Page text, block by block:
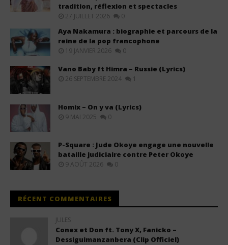
tradition, réflexion et spectacles
27 JUILLET 2026 0
Aya Nakamura : biographie et parcours de la
reine de la pop francophone
19 JANVIER 2026 0
Vano Baby ft Himra – Russie (Lyrics)
26 SEPTEMBRE 2024 1
Homix – On y va (Lyrics)
9 MAI 2025 0
P-Square : Jude Okoye engage une nouvelle
bataille judiciaire contre Peter Okoye
9 AOÛT 2026 0
RÉCENT COMMENTAIRES
JULES
Conex et Don ft. Tony X, Fanicko –
Dessiguimanzanbera (Clip Officiel)